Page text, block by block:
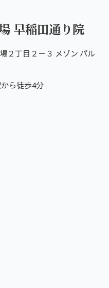
早稲田通り院
２丁目２－３ メゾン パル
ら徒歩4分